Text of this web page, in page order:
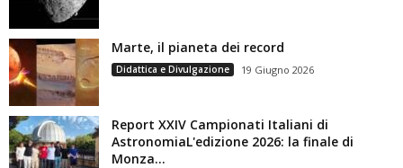
Marte, il pianeta dei record
Didattica e Divulgazione 19 Giugno 2026
Report XXIV Campionati Italiani di
AstronomiaL'edizione 2026: la finale di
Monza...